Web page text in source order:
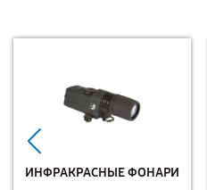
ИНФРАКРАСНЫЕ ФОНАРИ